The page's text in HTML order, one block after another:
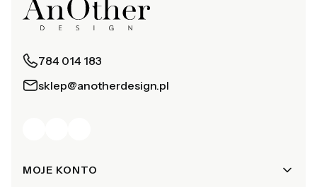
784 014 183
sklep@anotherdesign.pl
Linki w stopce
MOJE KONTO